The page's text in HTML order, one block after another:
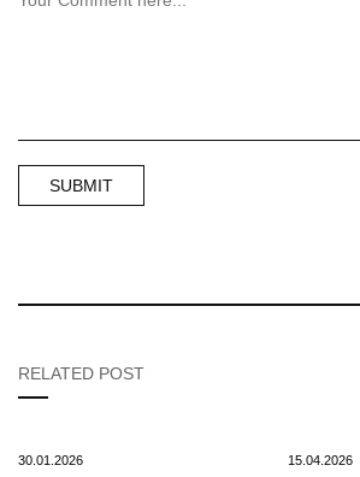
RELATED POST
30.01.2026 15.04.2026